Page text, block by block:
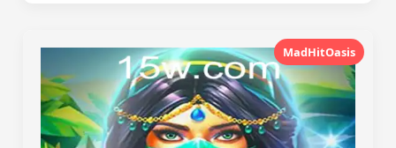
MadHitOasis